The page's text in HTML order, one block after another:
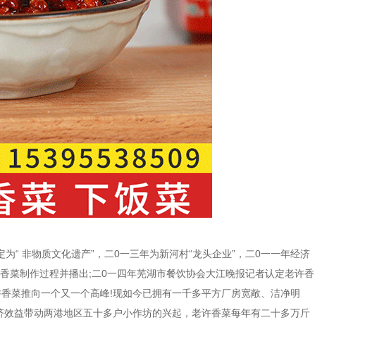
“ 非物质文化遗产”，二0一三年为新河村“龙头企业”，二0一一年经济
菜制作过程并播出;二0一四年芜湖市餐饮协会大江晚报记者认定老许香
菜推向一个又一个高峰!现如今已拥有一千多平方厂房宽敞、洁净明
益带动两港地区五十多户小作坊的兴起，老许香菜每年有二十多万斤